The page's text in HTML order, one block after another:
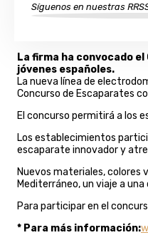
Síguenos en nuestras
La firma ha convocado
jóvenes españoles.
La nueva línea de
Concurso de Escaparates
El concurso permitirá a los
Los establecimientos
escaparate innovador y
Nuevos materiales, colores
Mediterráneo, un viaje a
Para participar en el
* Para más información: